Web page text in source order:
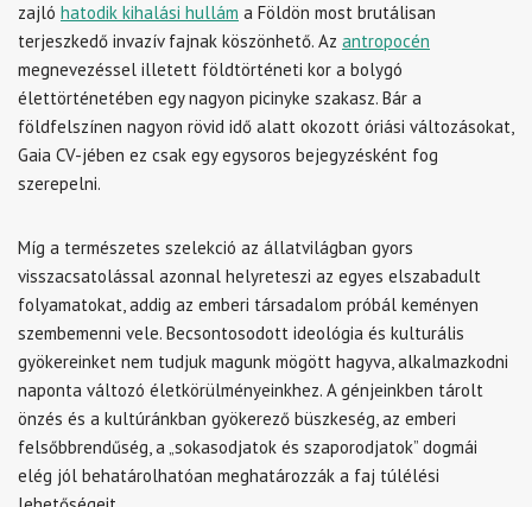
zajló hatodik kihalási hullám a Földön most brutálisan
terjeszkedő invazív fajnak köszönhető. Az antropocén
megnevezéssel illetett földtörténeti kor a bolygó
élettörténetében egy nagyon picinyke szakasz. Bár a
földfelszínen nagyon rövid idő alatt okozott óriási változásokat,
Gaia CV-jében ez csak egy egysoros bejegyzésként fog
szerepelni.
Míg a természetes szelekció az állatvilágban gyors
visszacsatolással azonnal helyreteszi az egyes elszabadult
folyamatokat, addig az emberi társadalom próbál keményen
szembemenni vele. Becsontosodott ideológia és kulturális
gyökereinket nem tudjuk magunk mögött hagyva, alkalmazkodni
naponta változó életkörülményeinkhez. A génjeinkben tárolt
önzés és a kultúránkban gyökerező büszkeség, az emberi
felsőbbrendűség, a „sokasodjatok és szaporodjatok” dogmái
elég jól behatárolhatóan meghatározzák a faj túlélési